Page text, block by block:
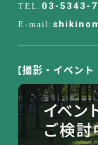
03-5343-
【撮影・イベン